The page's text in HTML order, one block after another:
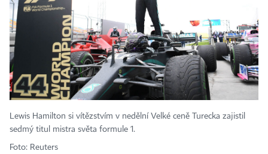
Lewis Hamilton si vítězstvím v nedělní Velké ceně Turecka zajistil
sedmý titul mistra světa formule 1.
Foto: Reuters